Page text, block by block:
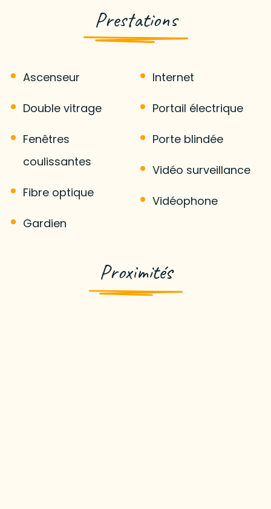
Prestations
Ascenseur
Double vitrage
Fenêtres
coulissantes
Fibre optique
Gardien
Internet
Portail électrique
Porte blindée
Vidéo surveillance
Vidéophone
Proximités